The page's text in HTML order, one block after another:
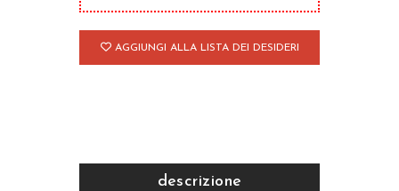
AGGIUNGI ALLA LISTA DEI DESIDERI
descrizione